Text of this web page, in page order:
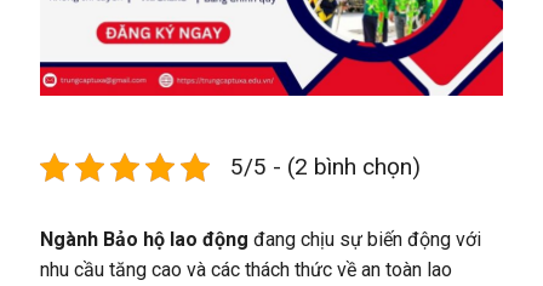
5/5 - (2 bình chọn)
Ngành Bảo hộ lao động đang chịu sự biến động với
nhu cầu tăng cao và các thách thức về an toàn lao